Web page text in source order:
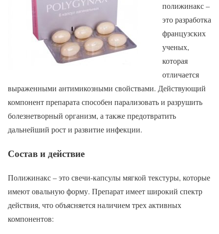
полижинакс –
это разработка
французских
ученых,
которая
отличается
выраженными антимикозными свойствами. Действующий
компонент препарата способен парализовать и разрушить
болезнетворный организм, а также предотвратить
дальнейший рост и развитие инфекции.
Состав и действие
Полижинакс – это свечи-капсулы мягкой текстуры, которые
имеют овальную форму. Препарат имеет широкий спектр
действия, что объясняется наличием трех активных
компонентов: